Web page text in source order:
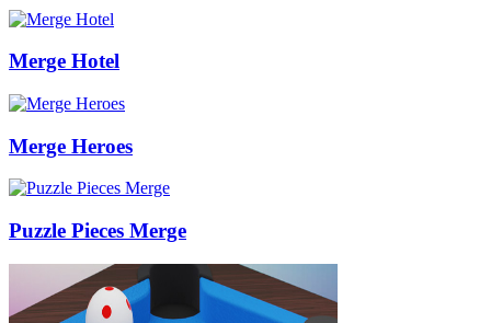
Merge Hotel
Merge Heroes
Puzzle Pieces Merge